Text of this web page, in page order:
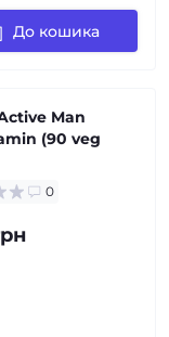
До кошика
Man
(90 veg
0